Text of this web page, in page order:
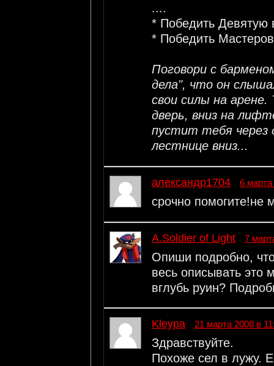
....
* Победить Девятую
* Победить
Поговори с
дела", что он
свои силы на
дверь, вниз на
пустит тебя через
лестнице вниз...
александр1704 6
срочно помогите!не
A.Soldier of Light 7
Опиши подробно,
весь описывать это
вглубь руин?
Kleypa 21 марта 2008 в
Здравствуйте.
Похоже сел в лужу.